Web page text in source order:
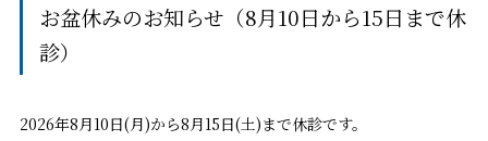
お盆休みのお知らせ（8月10日から15日まで休
診）
2026年8月10日(月)から8月15日(土)まで休診です。